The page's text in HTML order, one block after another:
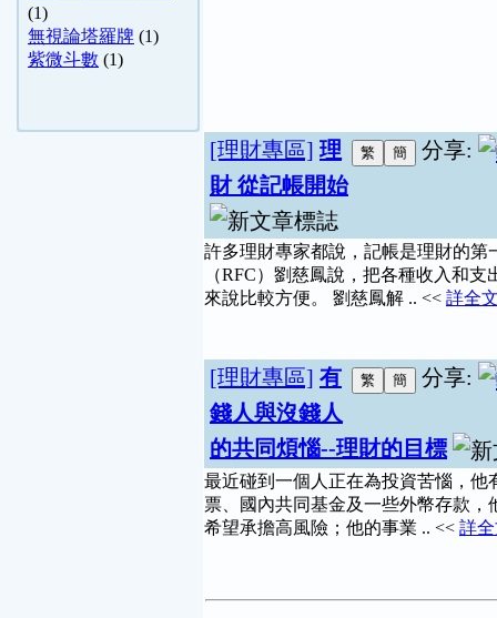
(1)
無視論塔羅牌 (1)
紫微斗數 (1)
分享:
[理財專區] 理
財 從記帳開始
許多理財專家都說，記帳是理財的
（RFC）劉慈鳳說，把各種收入和
來說比較方便。 劉慈鳳解 .. << 詳全
分享:
[理財專區] 有
錢人與沒錢人
的共同煩惱--理財的目標
最近碰到一個人正在為投資苦惱，他
票、國內共同基金及一些外幣存款
希望承擔高風險；他的事業 .. << 詳